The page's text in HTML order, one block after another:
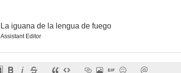
La iguana de la lengua de fuego
Assistant Editor